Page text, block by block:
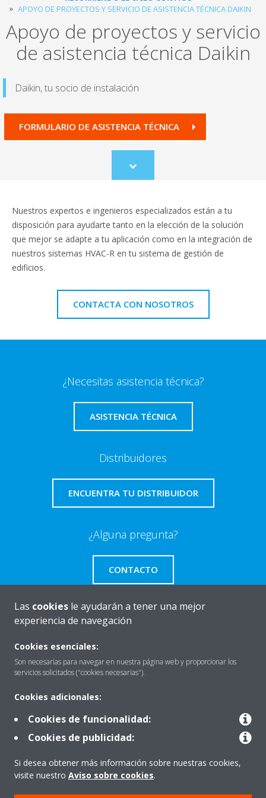
APOYO DE PROYECTOS Y SERVICIO DE ASISTENCIA TÉCNICA DAIKIN
Apoyo de proyectos y servicio
de asistencia técnica Daikin
Daikin, tu socio de instalación
FORMULARIO DE ASISTENCIA TÉCNICA
Scroll
to
Nuestros expertos e ingenieros especializados están a tu
disposición para ayudarte tanto en la elección de la solución
que mejor se adapte a tu aplicación como en la integración de
nuestros sistemas HVAC-R en tu sistema de gestión de
edificios.
CONTACTA CON NOSOTROS
¿Necesitas asistencia técnica?
ASISTENCIA TÉCNICA
Distribuidores
ENCUENTRA TU DISTRIBUIDOR
¿Alguna pregunta?
CONTACTO
Quiénes somos
Contactar con Daikin
Nuestros Productos
Las cookies le ayudarán a tener una mejor
experiencia de navegación
Cookies esenciales:
Son necesarias para navegar en nuestra página web y proporcionar los
servicios solicitados ("cookies necesarias").
Cookies adicionales:
Cookies de funcionalidad:
Cookies de publicidad:
Si desea obtener más información sobre nuestras cookies,
visite nuestro Aviso sobre cookies.